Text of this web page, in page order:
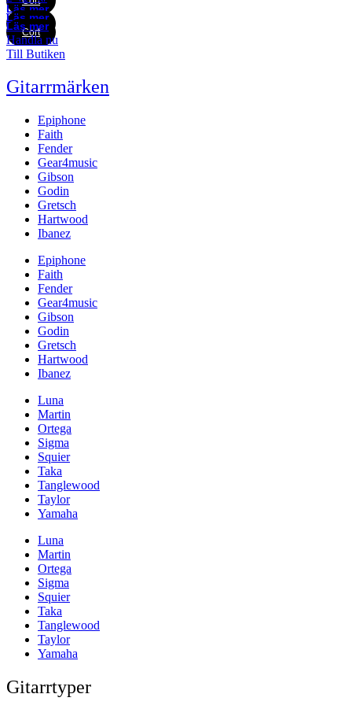
Läs mer
Cort
Läs mer
Cort
Läs mer
Handla nu
Till Butiken
Gitarrmärken
Epiphone
Faith
Fender
Gear4music
Gibson
Godin
Gretsch
Hartwood
Ibanez
Epiphone
Faith
Fender
Gear4music
Gibson
Godin
Gretsch
Hartwood
Ibanez
Luna
Martin
Ortega
Sigma
Squier
Taka
Tanglewood
Taylor
Yamaha
Luna
Martin
Ortega
Sigma
Squier
Taka
Tanglewood
Taylor
Yamaha
Gitarrtyper